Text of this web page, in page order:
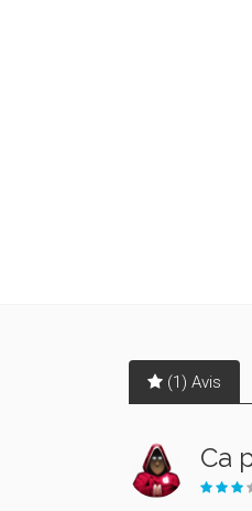
(1) Avis
Ca